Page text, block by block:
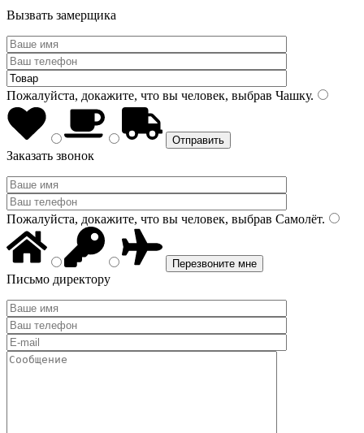
Вызвать замерщика
Пожалуйста, докажите, что вы человек, выбрав Чашку.
Заказать звонок
Пожалуйста, докажите, что вы человек, выбрав Самолёт.
Письмо директору